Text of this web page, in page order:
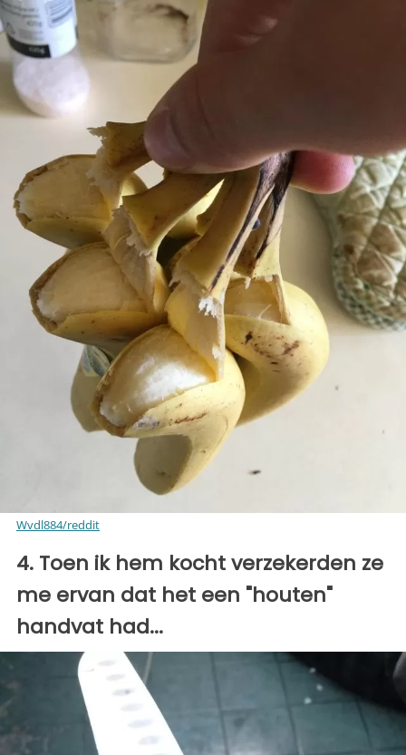
Wvdl884/reddit
4. Toen ik hem kocht verzekerden ze
me ervan dat het een "houten"
handvat had...